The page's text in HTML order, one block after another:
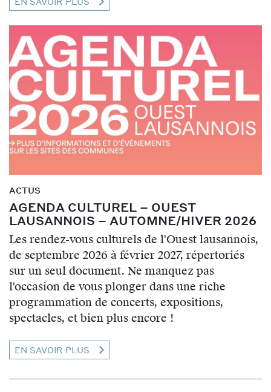
ACTUS
AGENDA CULTUREL – OUEST
LAUSANNOIS – AUTOMNE/HIVER 2026
Les rendez-vous culturels de l'Ouest lausannois,
de septembre 2026 à février 2027, répertoriés
sur un seul document. Ne manquez pas
l'occasion de vous plonger dans une riche
programmation de concerts, expositions,
spectacles, et bien plus encore !
EN SAVOIR PLUS